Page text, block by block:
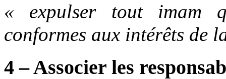
« expulser tout imam
conformes aux intérêts de
4 – Associer les